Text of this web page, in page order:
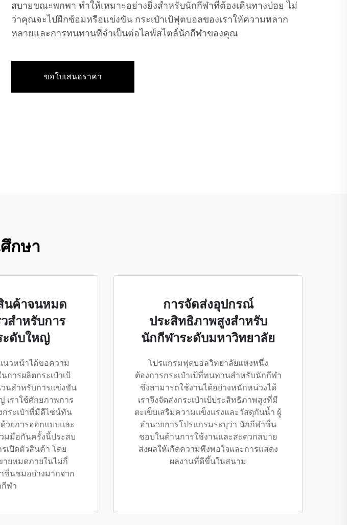
สบายขณะพกพา ทำให้เหมาะอย่างยิ่งสำหรับนักกีฬาที่ต้องเดินทางบ่อย ไม่
ว่าคุณจะไปฝึกซ้อมหรือแข่งขัน กระเป๋าเป้ฟุตบอลของเราให้ความหลาก
หลายและการทนทานที่จำเป็นต่อไลฟ์สไตล์นักกีฬาของคุณ
ขอใบเสนอราคา
กษา
นค้าจนหมด
สำหรับการ
ะดับใหญ่
นวหน้าได้ขอความ
การผลิตกระเป๋าเป้
นสำหรับการแข่งขัน
เราใช้ศักยภาพการ
กระเป๋าที่มีดีไซน์ทัน
วยการออกแบบและ
มมือกันครั้งนี้ประสบ
เปิดตัวสินค้า โดย
ายหมดภายในไม่กี่
ชื่นชมอย่างมากจาก
ฬา
การจัดส่งอุปกรณ์
ประสิทธิภาพสูงสำหรับ
นักกีฬาระดับมหาวิทยาลัย
โปรแกรมฟุตบอลวิทยาลัยแห่งหนึ่ง
ต้องการกระเป๋าเป้ที่ทนทานสำหรับนักกีฬา
ซึ่งสามารถใช้งานได้อย่างหนักหน่วงได้
เราจึงจัดส่งกระเป๋าเป้ประสิทธิภาพสูงที่มี
ตะเข็บเสริมความแข็งแรงและวัสดุกันน้ำ ผู้
อำนวยการโปรแกรมระบุว่า นักกีฬาชื่น
ชอบในด้านการใช้งานและสะดวกสบาย
ส่งผลให้เกิดความพึงพอใจและการแสดง
ผลงานที่ดีขึ้นในสนาม